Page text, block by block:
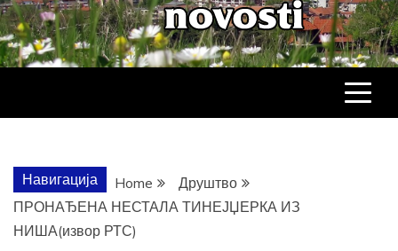
НОВОСТИ
ДРУШТВО, КУЛТУРА, ЕКОНОМИЈА,
СПОРТ, ПОСЛОВНИ ИМЕНИК,
Навигација Home
Друштво
ПРОНАЂЕНА НЕСТАЛА ТИНЕЈЏЕРКА ИЗ
НИША(извор РТС)